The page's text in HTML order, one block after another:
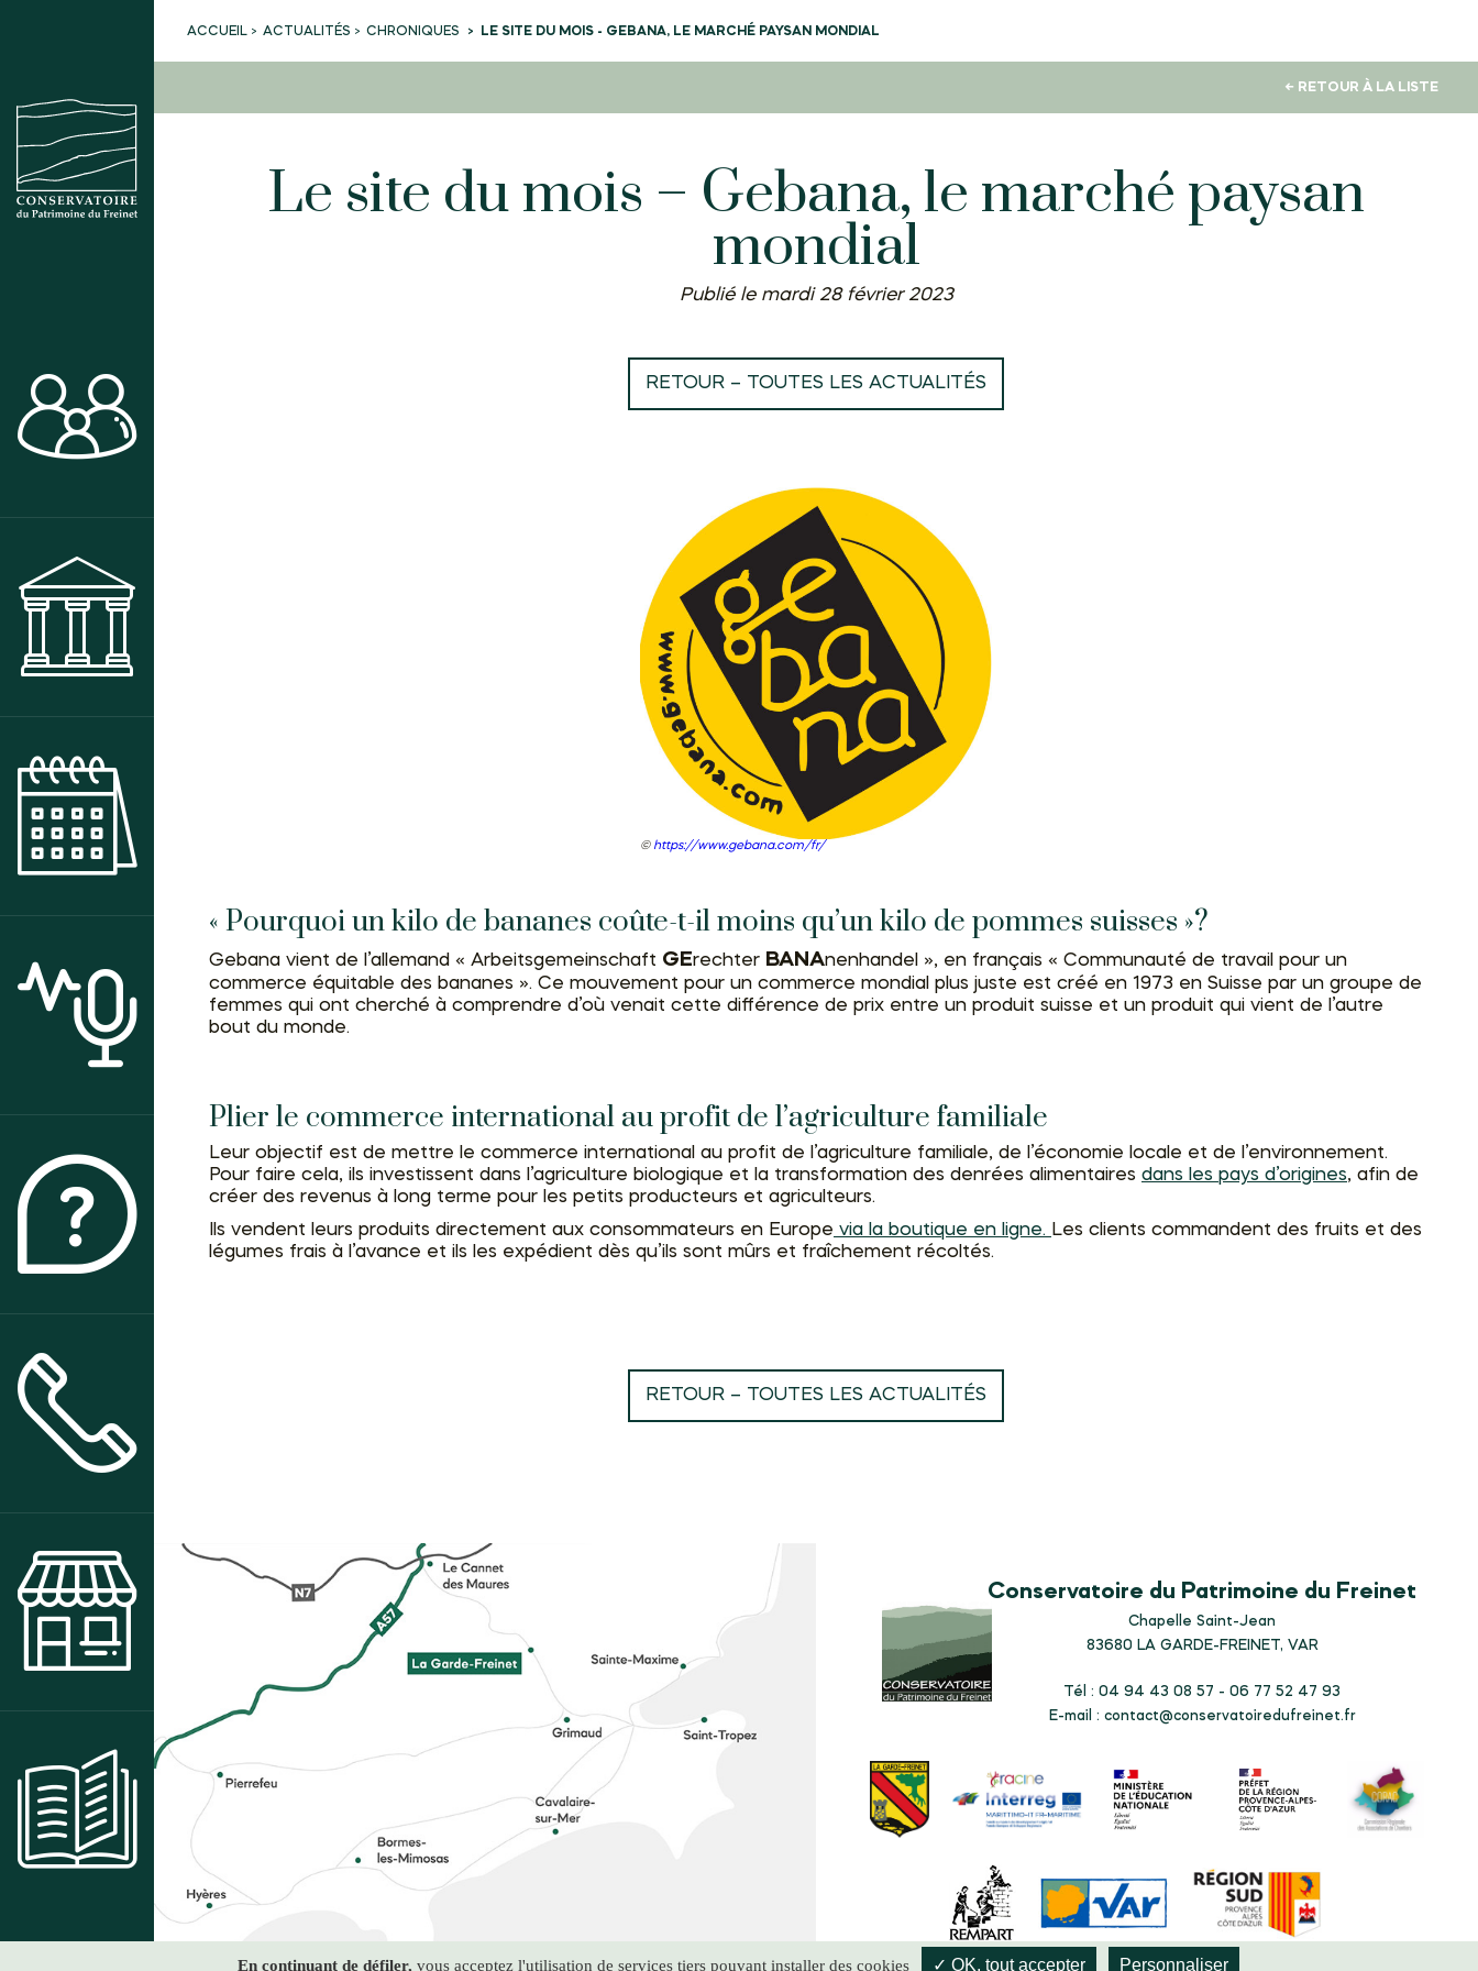
ACTUALITÉS
CENTRE DE RESSOURCES
ACCUEIL ACTUALITÉS CHRONIQUES LE SITE DU MOIS - GEBANA, LE MARCHÉ PAYSAN MONDIAL
← RETOUR À LA LISTE
Le site du mois – Gebana, le marché paysan
mondial
Publié le mardi 28 février 2023
RETOUR – TOUTES LES ACTUALITÉS
https://www.gebana.com/fr/
« Pourquoi un kilo de bananes coûte-t-il moins qu’un kilo de pommes suisses »?
Gebana vient de l’allemand « Arbeitsgemeinschaft GErechter BANAnenhandel », en français « Communauté de travail pour un
commerce équitable des bananes ». Ce mouvement pour un commerce mondial plus juste est créé en 1973 en Suisse par un groupe de
femmes qui ont cherché à comprendre d’où venait cette différence de prix entre un produit suisse et un produit qui vient de l’autre
bout du monde.
Plier le commerce international au profit de l’agriculture familiale
Leur objectif est de mettre le commerce international au profit de l’agriculture familiale, de l’économie locale et de l’environnement.
Pour faire cela, ils investissent dans l’agriculture biologique et la transformation des denrées alimentaires dans les pays d’origines, afin de
créer des revenus à long terme pour les petits producteurs et agriculteurs.
Ils vendent leurs produits directement aux consommateurs en Europe via la boutique en ligne. Les clients commandent des fruits et des
légumes frais à l’avance et ils les expédient dès qu’ils sont mûrs et fraîchement récoltés.
RETOUR – TOUTES LES ACTUALITÉS
Conservatoire du Patrimoine du Freinet
Chapelle Saint-Jean
83680 LA GARDE-FREINET, VAR
Tél : 04 94 43 08 57 - 06 77 52 47 93
E-mail : contact@conservatoiredufreinet.fr
© Conservatoire du Patrimoine du Freinet - Politique de confidentialité Mentions légales - Réalisation : Mill, Privas
En continuant de défiler, vous acceptez l'utilisation de services tiers pouvant installer des cookies ✓ OK, tout accepter Personnaliser